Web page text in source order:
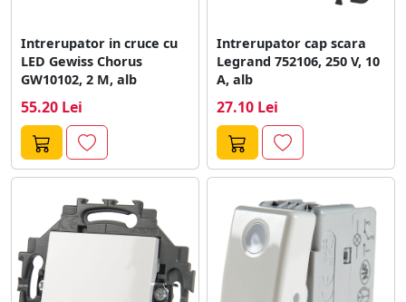
Intrerupator in cruce cu
LED Gewiss Chorus
GW10102, 2 M, alb
55.20 Lei
Intrerupator cap scara
Legrand 752106, 250 V, 10
A, alb
27.10 Lei